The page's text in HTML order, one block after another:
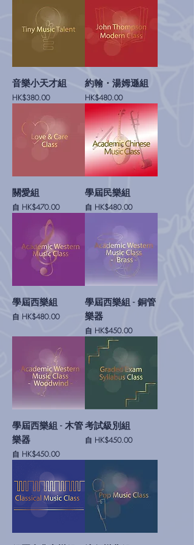
音樂小天才組
價格
HK$380.00
約翰・湯姆遜組
價格
HK$480.00
關愛組
自 HK$470.00
促銷價格
學屆民樂組
自 HK$480.00
促銷價格
學屆西樂組
自 HK$480.00
促銷價格
學屆西樂組 - 銅管
樂器
自 HK$450.00
促銷價格
學屆西樂組 - 木管
樂器
自 HK$450.00
促銷價格
考試級別組
自 HK$450.00
促銷價格